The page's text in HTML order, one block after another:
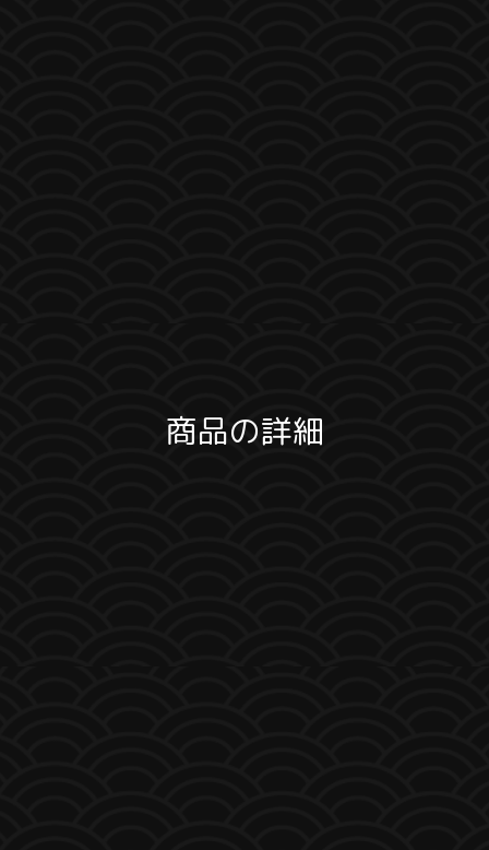
商品の詳細